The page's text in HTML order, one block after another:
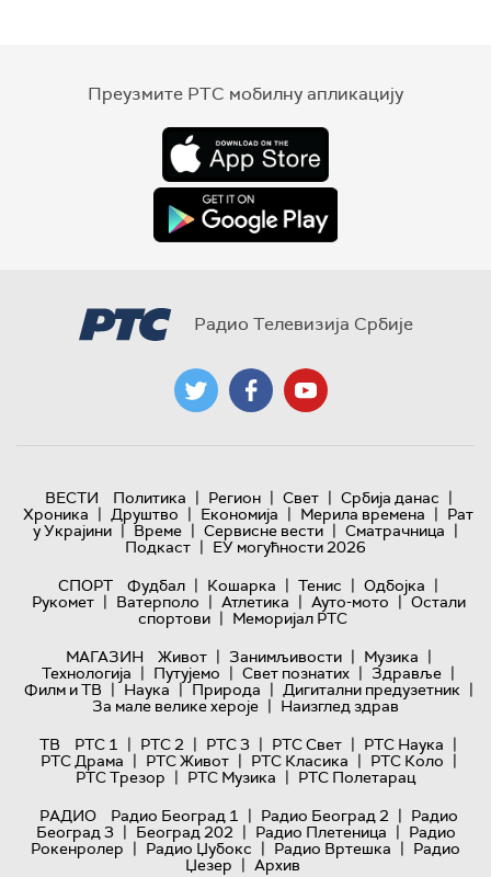
Преузмите РТС мобилну апликацију
Радио Телевизија Србије
ВЕСТИ Политика | Регион | Свет | Србија данас |
Хроника | Друштво | Економија | Мерила времена | Рат
у Украјини | Време | Сервисне вести | Сматрачница |
Подкаст | ЕУ могућности 2026
СПОРТ
Фудбал | Кошарка | Тенис | Одбојка |
Рукомет | Ватерполо | Атлетика | Ауто-мото | Остали
спортови | Меморијал РТС
МАГАЗИН
Живот | Занимљивости | Музика |
Технологијa | Путујемо | Свет познатих | Здравље |
Филм и ТВ | Наука | Природа | Дигитални предузетник |
За мале велике хероје | Наизглед здрав
ТВ
РТС 1 | РТС 2 | РТС 3 | РТС Свет | РТС Наука |
РТС Драма | РТС Живот | РТС Класика | РТС Коло |
РТС Трезор | РТС Музика | РТС Полетарац
РАДИО
Радио Београд 1 | Радио Београд 2 | Радио
Београд 3 | Београд 202 | Радио Плетеница | Радио
Рокенролер | Радио Џубокс | Радио Вртешка | Радио
Џезер | Архив